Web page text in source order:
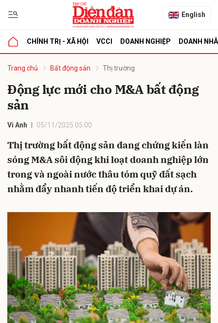
English
CHÍNH TRỊ - XÃ HỘI VCCI DOANH NGHIỆP DOANH
Trang chủ Bất động sản Thị trường
Động lực mới cho M&A bất động
sản
Vi Anh 05/11/2025 05:00
Thị trường bất động sản đang chứng kiến làn
sóng M&A sôi động khi loạt doanh nghiệp lớn
trong và ngoài nước thâu tóm quỹ đất sạch
nhằm đẩy nhanh tiến độ triển khai dự án.
luận
Hủy